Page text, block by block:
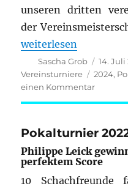
unseren dritten
der
„Pokal 2024“
weiterlesen
Autor
Sascha Grob
am
14. Juli
Vereinsturniere
2024,
einen Kommentarzu
Pokal
Pokalturnier
Philippe Leick
perfektem Score
10